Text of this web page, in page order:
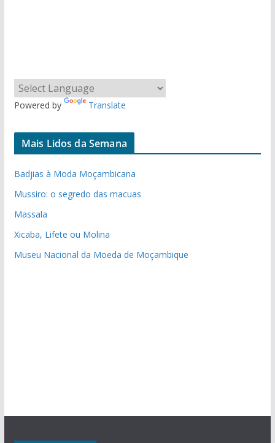
Powered by Translate
Mais Lidos da Semana
Badjias à Moda Moçambicana
Mussiro: o segredo das macuas
Massala
Xicaba, Lifete ou Molina
Museu Nacional da Moeda de Moçambique